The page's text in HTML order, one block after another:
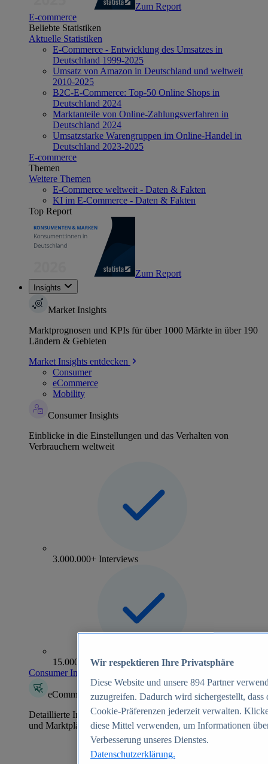
Zum Report
E-commerce
Beliebte Statistiken
Aktuelle Statistiken
E-Commerce - Entwicklung des Umsatzes in
Deutschland 1999-2025
Umsatz von Amazon in Deutschland und weltweit
2010-2025
B2C-E-Commerce: Top-50 Online Shops in
Deutschland 2024
Marktanteile von Online-Zahlungsverfahren in
Deutschland 2024
Umsatzstarke Warengruppen im Online-Handel in
Deutschland 2023-2025
E-commerce
Themen
Weitere Themen
E-Commerce weltweit - Daten & Fakten
KI im E-Commerce - Daten & Fakten
Top Report
Zum Report
Insights
Market Insights
Marktprognosen und KPIs für über 1000 Märkte in über 190
Ländern & Gebieten
Market Insights entdecken
Consumer
eCommerce
Mobility
Consumer Insights
Einblicke in die Einstellungen und das Verhalten von
Verbrauchern weltweit
3.000.000+ Interviews
15.000+ Marken
Consumer Insights entdecken
eCommerce Insights
Detaillierte Informationen zu mehr als 39.000 Online-Shops
und Marktplätzen
Wir respektieren Ihre Privatsphäre
Diese Website und unsere 894 Partner
zuzugreifen. Dadurch wird sichergestellt,
Cookie-Präferenzen jederzeit verwalten.
diese Mittel verwenden, um Informationen
Verbesserung unseres Dienstes.
Datenschutzerklärung.